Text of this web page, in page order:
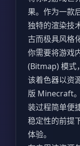
果。作为一款
独特的渲染技
古而极具风格
你需要将游戏
(Bitmap) 模式
该着色器以资
版 Minecraft
装过程简单便
稳定性的前提
体验。